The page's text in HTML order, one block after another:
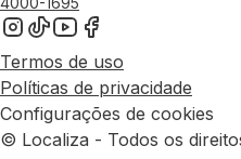
Termos de uso
Políticas de privacidade
Configurações de cookies
© Localiza - Todos os